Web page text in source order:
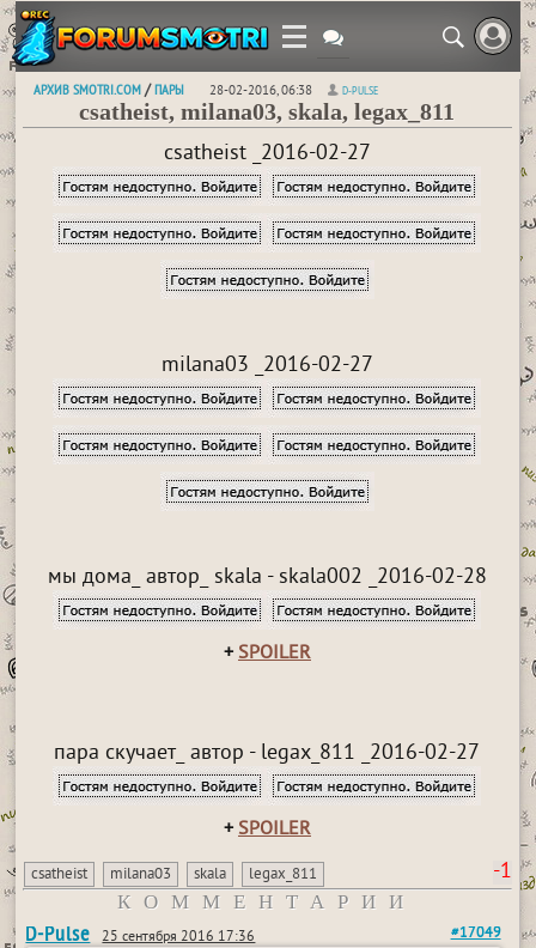
АРХИВ SMOTRI.COM /ПАРЫ 28-02-2016, 06:38 D-PULSE
csatheist, milana03, skala, legax_811
csatheist _2016-02-27
milana03 _2016-02-27
мы дома_ автор_ skala - skala002 _2016-02-28
+ SPOILER
пара скучает_ автор - legax_811 _2016-02-27
+ SPOILER
csatheist milana03 skala legax_811 -1
КОММЕНТАРИИ
D-Pulse 25 сентября 2016 17:36 #17049